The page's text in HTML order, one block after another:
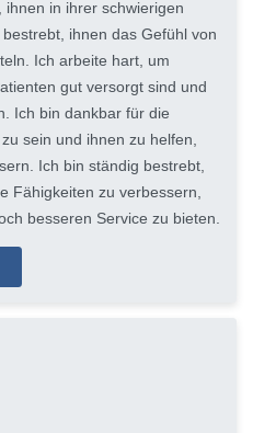
in ihrer schwierigen
ihnen das Gefühl von
Ich arbeite hart, um
gut versorgt sind und
Ich bin dankbar für die
sein und ihnen zu helfen,
Ich bin ständig bestrebt,
Fähigkeiten zu verbessern,
besseren Service zu bieten.